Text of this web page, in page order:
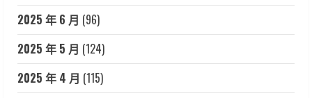
2025 年 6 月 (96)
2025 年 5 月 (124)
2025 年 4 月 (115)